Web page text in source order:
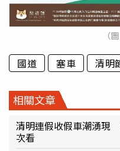
（
國道 塞車 清明
相關文章
清明連假收假車潮湧現
次看